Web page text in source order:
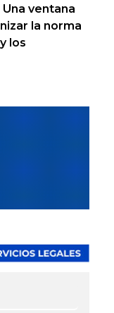
ventana
la norma
los